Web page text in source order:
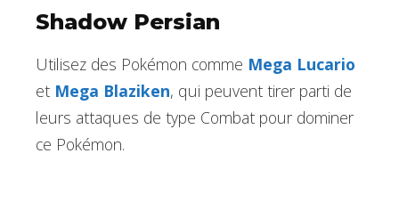
Shadow Persian
Utilisez des Pokémon comme Mega Lucario
et Mega Blaziken, qui peuvent tirer parti de
leurs attaques de type Combat pour dominer
ce Pokémon.